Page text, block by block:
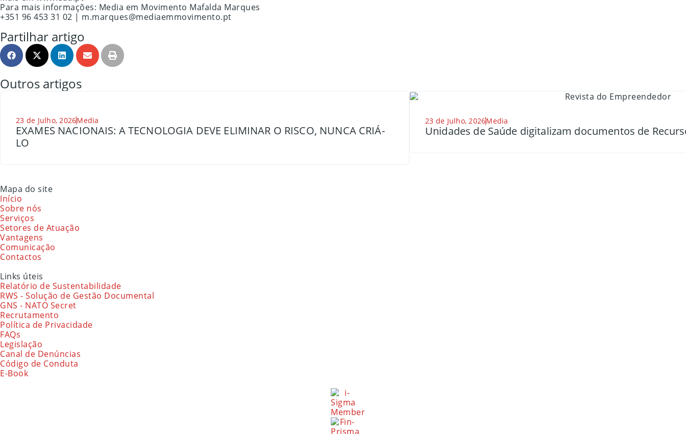
Para mais informações: Media em Movimento Mafalda Marques
+351 96 453 31 02 | m.marques@mediaemmovimento.pt
Partilhar artigo
Outros artigos
23 de Julho, 2026Media
EXAMES NACIONAIS: A TECNOLOGIA DEVE ELIMINAR O RISCO, NUNCA CRIÁ-
LO
23 de Julho, 2026Media
Unidades de Saúde digitalizam documentos de
Mapa do site
Início
Sobre nós
Serviços
Setores de Atuação
Vantagens
Comunicação
Contactos
Links úteis
Relatório de Sustentabilidade
RWS - Solução de Gestão Documental
GNS - NATO Secret
Recrutamento
Política de Privacidade
FAQs
Legislação
Canal de Denúncias
Código de Conduta
E-Book